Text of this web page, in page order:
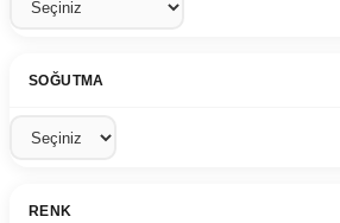
SOĞUTMA
RENK